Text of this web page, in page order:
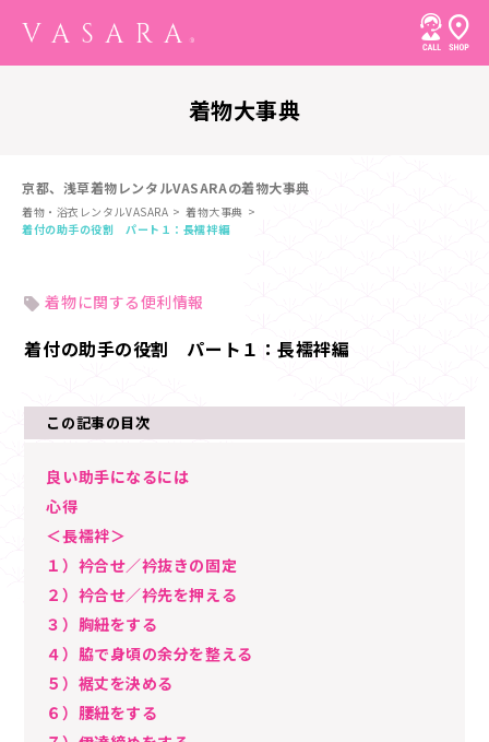
着物大事典
京都、浅草着物レンタルVASARAの着物大事典
着物・浴衣レンタルVASARA
着物大事典
着付の助手の役割 パート１：長襦袢編
着物に関する便利情報
着付の助手の役割 パート１：長襦袢編
この記事の目次
良い助手になるには
心得
＜長襦袢＞
１）衿合せ／衿抜きの固定
２）衿合せ／衿先を押える
３）胸紐をする
４）脇で身頃の余分を整える
５）裾丈を決める
６）腰紐をする